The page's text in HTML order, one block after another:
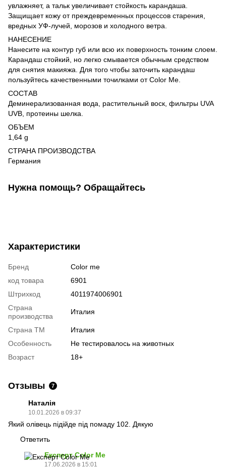
увлажняет, а тальк увеличивает стойкость карандаша.
Защищает кожу от преждевременных процессов старения,
вредных УФ-лучей, морозов и холодного ветра.
НАНЕСЕНИЕ
Нанесите на контур губ или всю их поверхность тонким слоем.
Карандаш стойкий, но легко смывается обычным средством
для снятия макияжа. Для того чтобы заточить карандаш
пользуйтесь качественными точилками от Color Me.
СОСТАВ
Деминерализованная вода, растительный воск, фильтры UVA
UVB, протеины шелка.
ОБЪЕМ
1,64 g
СТРАНА ПРОИЗВОДСТВА
Германия
Нужна помощь? Обращайтесь
Характеристики
Бренд
Color me
код товара
6901
Штрихкод
4011974006901
Страна
производства
Италия
Страна ТМ
Италия
Особенность
Не тестировалось на животных
Возраст
18+
Отзывы 7
Наталія
10.01.2026 в 09:37
Який олівець підійде під помаду 102. Дякую
Ответить
Експерт Color Me
17.06.2026 в 15:01